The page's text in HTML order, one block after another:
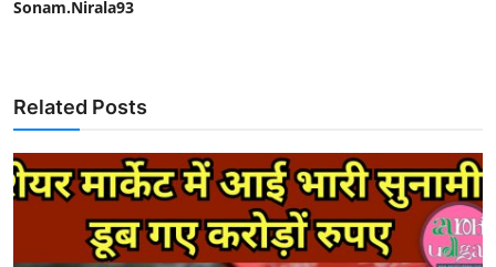
Sonam.Nirala93
Related Posts